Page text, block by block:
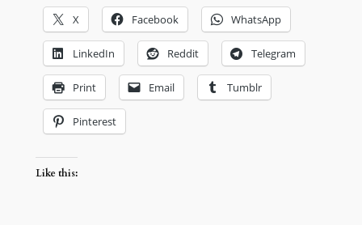
X Facebook WhatsApp
LinkedIn Reddit Telegram
Print Email Tumblr
Pinterest
Like this: